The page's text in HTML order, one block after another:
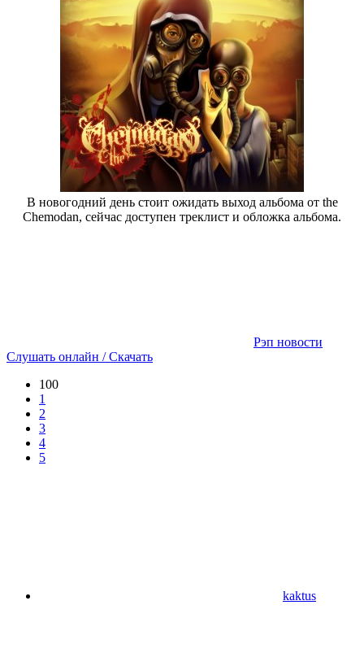
В новогодний день стоит ожидать выход альбома от the
Chemodan, сейчас доступен треклист и обложка альбома.
Рэп новости
Слушать онлайн / Скачать
100
1
2
3
4
5
kaktus